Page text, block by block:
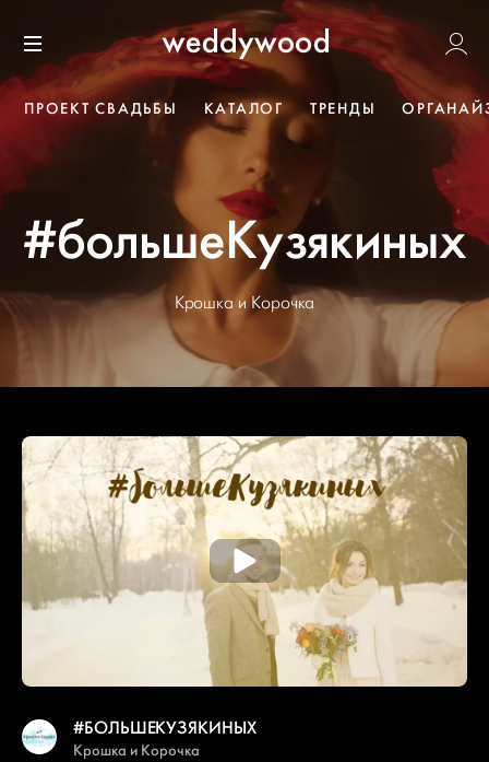
к содержанию
Меню
Weddywood
ПРОЕКТ СВАДЬБЫ КАТАЛОГ ТРЕНДЫ
#большеКузякиных
Крошка и Корочка
#БОЛЬШЕКУЗЯКИНЫХ
Крошка и Корочка